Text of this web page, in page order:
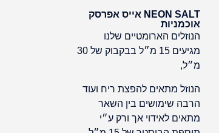
NEON SALT אייס אפרסק
אוכמניות
הנוזלים הארומטיים שלנו
מגיעים 15 מ״ל בבקבוק של 30
מ״ל,
הנוזל מתאים להפצת ריח ועוד
הרבה שימושים בין השאר
מתאים לאידוי אך ורק ע״י